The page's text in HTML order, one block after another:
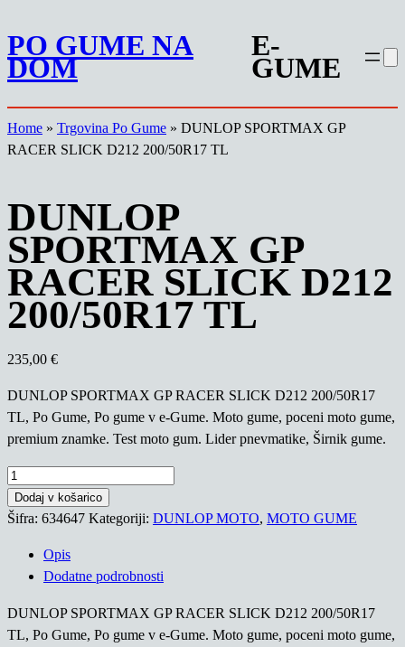
na
vsebino
PO GUME NA
DOM
E-
GUME
Home » Trgovina Po Gume » DUNLOP SPORTMAX GP
RACER SLICK D212 200/50R17 TL
DUNLOP
SPORTMAX GP
RACER SLICK D212
200/50R17 TL
235,00 €
DUNLOP SPORTMAX GP RACER SLICK D212 200/50R17
TL, Po Gume, Po gume v e-Gume. Moto gume, poceni moto gume,
premium znamke. Test moto gum. Lider pnevmatike, Širnik gume.
DUNLOP
SPORTMAX
GP
SLICK
D212
Dodaj v košarico
Šifra: 634647 Kategoriji: DUNLOP MOTO, MOTO GUME
Opis
Dodatne podrobnosti
DUNLOP SPORTMAX GP RACER SLICK D212 200/50R17
TL, Po Gume, Po gume v e-Gume. Moto gume, poceni moto gume,